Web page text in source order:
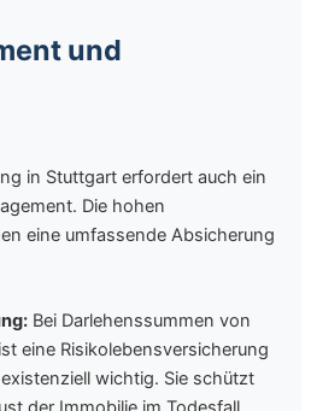
und
in Stuttgart erfordert auch ein
Die hohen
eine umfassende Absicherung
Bei Darlehenssummen von
eine Risikolebensversicherung
wichtig. Sie schützt